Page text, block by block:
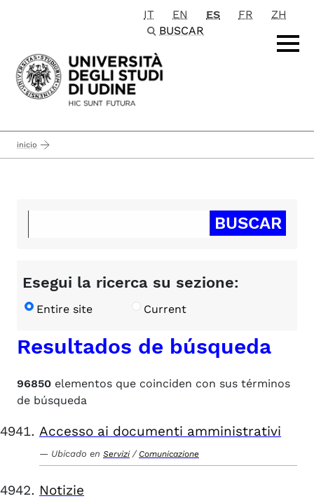
Passa al contenuto principale
IT EN ES FR
ZH
BUSCAR
inicio
Esegui la ricerca su sezione:
Entire site Current
Resultados de búsqueda
96850 elementos que coinciden con sus términos
de búsqueda
Accesso ai documenti amministrativi
Ubicado en Servizi / Comunicazione
Notizie